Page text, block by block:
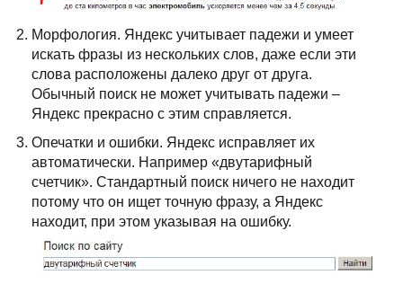
Морфология. Яндекс учитывает падежи и умеет
искать фразы из нескольких слов, даже если эти
слова расположены далеко друг от друга.
Обычный поиск не может учитывать падежи –
Яндекс прекрасно с этим справляется.
Опечатки и ошибки. Яндекс исправляет их
автоматически. Например «двутарифный
счетчик». Стандартный поиск ничего не находит
потому что он ищет точную фразу, а Яндекс
находит, при этом указывая на ошибку.